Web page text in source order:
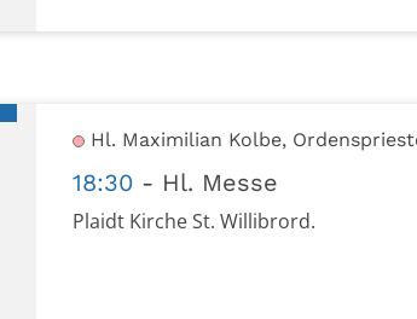
Hl. Maximilian Kolbe,
18:30 Hl. Messe
Plaidt Kirche St. Willibrord.